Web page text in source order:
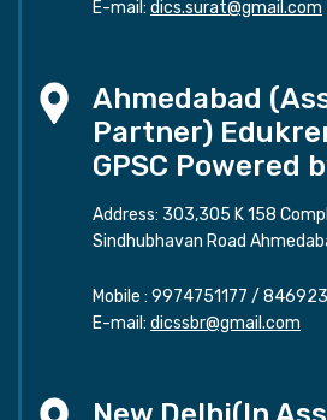
E-mail: dics.surat@gmail.com
Ahmedabad
Partner)
GPSC Powered
Address: 303,305 K 158
Sindhubhavan Road
Mobile : 9974751177 /
E-mail: dicssbr@gmail.com